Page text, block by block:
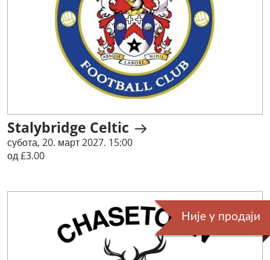
Stalybridge Celtic
субота, 20. март 2027. 15:00
од £3.00
Није у продаји